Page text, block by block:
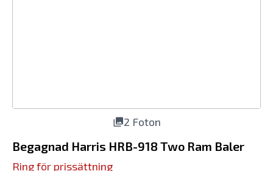
2 Foton
Begagnad Harris HRB-918 Two Ram Baler
Ring för prissättning